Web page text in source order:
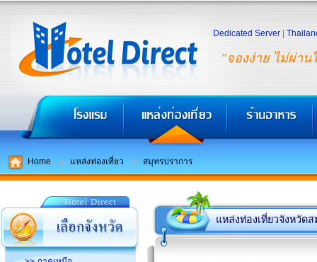
"จองง่าย ไม่ผ่าน
Dedicated Server
Home แหล่งท่องเที่ยว สมุทรปราการ
แหล่งท่องเที่ยวจังหวัด